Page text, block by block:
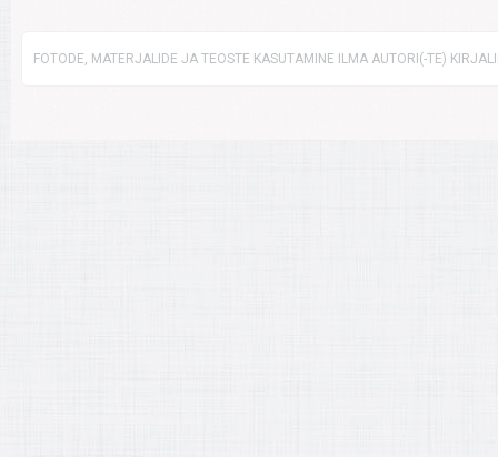
FOTODE, MATERJALIDE JA TEOSTE KASUTAMINE ILMA AUTORI(-TE)